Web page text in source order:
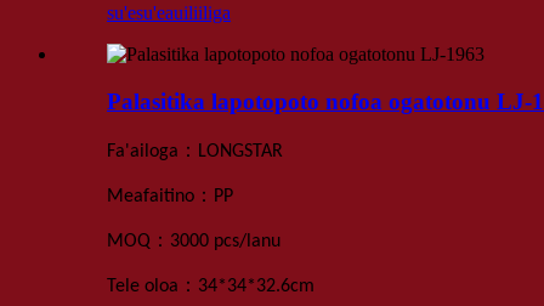
su'esu'eauiliiliga
Palasitika lapotopoto nofoa ogatotonu LJ-
Fa'ailoga ： LONGSTAR
Meafaitino ： PP
MOQ ： 3000 pcs/lanu
Tele oloa ： 34*34*32.6cm